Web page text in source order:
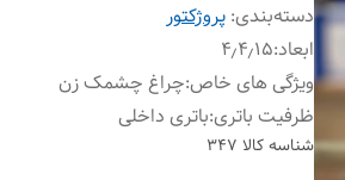
دسته‌بندی: پروژکتور
ابعاد:۴٫۴٫۱۵
ویژگی های خاص:چراغ چشمک زن
ظرفیت باتری:باتری داخلی
شناسه کالا 347